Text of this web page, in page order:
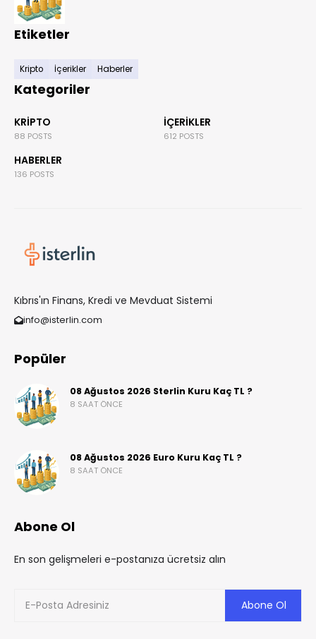
Etiketler
Kripto İçerikler Haberler
Kategoriler
KRIPTO
88 POSTS
İÇERIKLER
612 POSTS
HABERLER
136 POSTS
Kıbrıs'ın Finans, Kredi ve Mevduat Sistemi
info@isterlin.com
Popüler
08 Ağustos 2026 Sterlin Kuru Kaç TL ?
8 SAAT ÖNCE
08 Ağustos 2026 Euro Kuru Kaç TL ?
8 SAAT ÖNCE
Abone Ol
En son gelişmeleri e-postanıza ücretsiz alın